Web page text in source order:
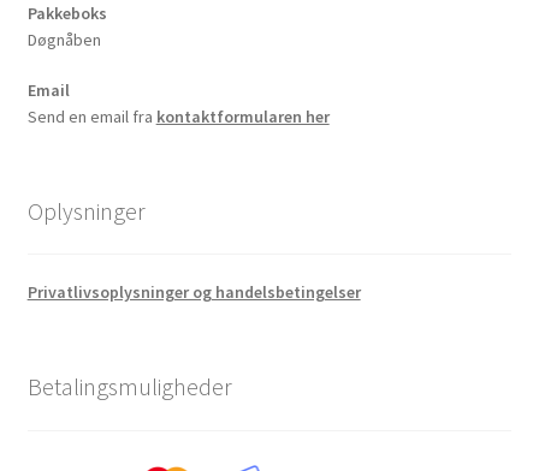
Pakkeboks
Døgnåben
Email
Send en email fra kontaktformularen her
Oplysninger
Privatlivsoplysninger og handelsbetingelser
Betalingsmuligheder